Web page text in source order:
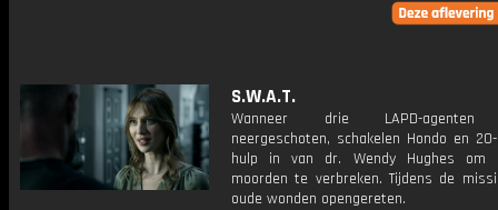
S.W.A.T.
Wanneer drie LAPD-agenten
neergeschoten, schakelen Hondo en
hulp in van dr. Wendy Hughes om
moorden te verbreken. Tijdens de
oude wonden opengereten.